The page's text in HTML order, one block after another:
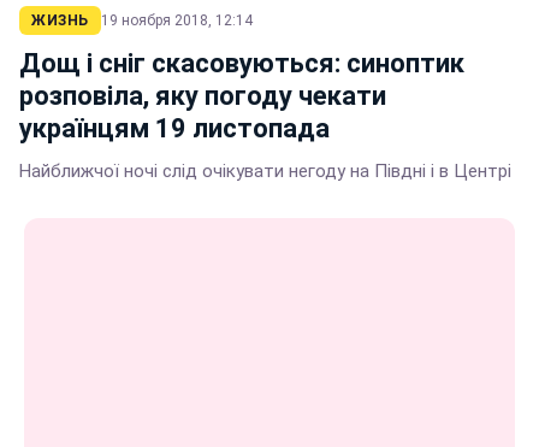
ЖИЗНЬ 19 ноября 2018, 12:14
Дощ і сніг скасовуються: синоптик
розповіла, яку погоду чекати
українцям 19 листопада
Найближчої ночі слід очікувати негоду на Півдні і в Центрі